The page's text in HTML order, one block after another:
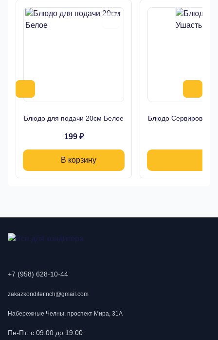
Блюдо для подачи 20см Белое
199 ₽
В корзину
Блюдо
+7 (958) 628-10-44
zakazkonditer.nch@gmail.com
Набережные Челны, проспект Мира, 31А
Пн-Пт: с 09:00 до 19:00